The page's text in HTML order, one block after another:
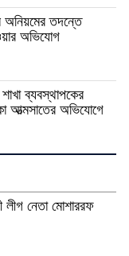
অনিয়মের তদন্তে
অভিযোগ
ব্যবস্থাপকের
আত্মসাতের অভিযোগে
নেতা মোশাররফ